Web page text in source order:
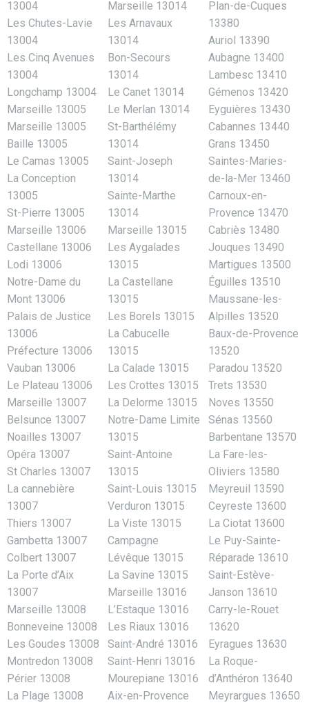
13004
Les Chutes-Lavie
13004
Les Cinq Avenues
13004
Longchamp 13004
Marseille 13005
Marseille 13005
Baille 13005
Le Camas 13005
La Conception
13005
St-Pierre 13005
Marseille 13006
Castellane 13006
Lodi 13006
Notre-Dame du
Mont 13006
Palais de Justice
13006
Préfecture 13006
Vauban 13006
Le Plateau 13006
Marseille 13007
Belsunce 13007
Noailles 13007
Opéra 13007
St Charles 13007
La cannebière
13007
Thiers 13007
Gambetta 13007
Colbert 13007
La Porte d’Aix
13007
Marseille 13008
Bonneveine 13008
Les Goudes 13008
Montredon 13008
Périer 13008
La Plage 13008
Marseille 13014
Les Arnavaux
13014
Bon-Secours
13014
Le Canet 13014
Le Merlan 13014
St-Barthélémy
13014
Saint-Joseph
13014
Sainte-Marthe
13014
Marseille 13015
Les Aygalades
13015
La Castellane
13015
Les Borels 13015
La Cabucelle
13015
La Calade 13015
Les Crottes 13015
La Delorme 13015
Notre-Dame Limite
13015
Saint-Antoine
13015
Saint-Louis 13015
Verduron 13015
La Viste 13015
Campagne
Lévêque 13015
La Savine 13015
Marseille 13016
L’Estaque 13016
Les Riaux 13016
Saint-André 13016
Saint-Henri 13016
Mourepiane 13016
Aix-en-Provence
Plan-de-Cuques
13380
Auriol 13390
Aubagne 13400
Lambesc 13410
Gémenos 13420
Eyguières 13430
Cabannes 13440
Grans 13450
Saintes-Maries-
de-la-Mer 13460
Carnoux-en-
Provence 13470
Cabriès 13480
Jouques 13490
Martigues 13500
Éguilles 13510
Maussane-les-
Alpilles 13520
Baux-de-Provence
13520
Paradou 13520
Trets 13530
Noves 13550
Sénas 13560
Barbentane 13570
La Fare-les-
Oliviers 13580
Meyreuil 13590
Ceyreste 13600
La Ciotat 13600
Le Puy-Sainte-
Réparade 13610
Saint-Estève-
Janson 13610
Carry-le-Rouet
13620
Eyragues 13630
La Roque-
d’Anthéron 13640
Meyrargues 13650